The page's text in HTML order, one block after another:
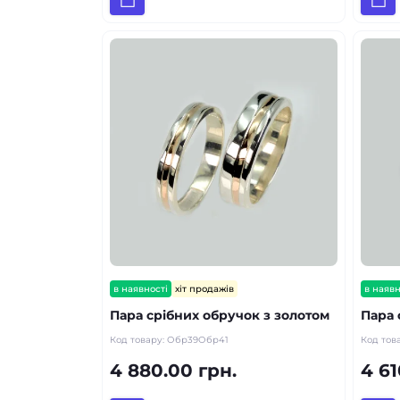
в наявності хіт продажів
Пара срібних обручок з золотом
Код товару: Обр39Обр41
4 880.00 грн.
в
Пара
Код
4